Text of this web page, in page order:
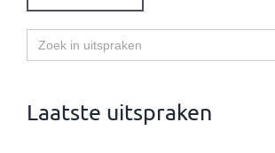
Zoek
naar:
Laatste uitspraken